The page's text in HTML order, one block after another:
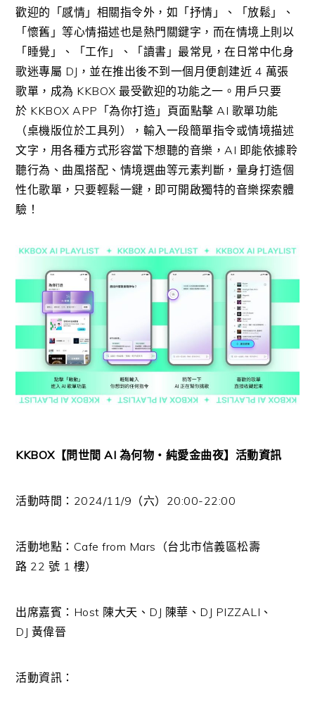
歡迎的「感情」相關指令外，如「抒情」、「放鬆」、
「懷舊」等心情描述也是熱門關鍵字，而在情境上則以
「睡覺」、「工作」、「讀書」最常見，在日常中化身
歌迷專屬 DJ ，並在推出後不到一個月便創建近 4 萬張
歌單，成為 KKBOX 最受歡迎的功能之一。用戶只要
於 KKBOX APP 「為你打造」頁面點擊 AI 歌單功能
（桌機版位於工具列），輸入一段簡單指令或情境描述
文字，用各種方式形容當下想聽的音樂， AI 即能依據聆
聽行為、曲風搭配、情境選曲等元素判斷，量身打造個
性化歌單，只要輕鬆一鍵，即可開啟獨特的音樂探索體
驗！
KKBOX【問世間 AI 為何物・純愛金曲夜】活動資訊
活動時間： 2024/11/9 （六） 20:00-22:00
活動地點： Cafe from Mars （台北市信義區松壽
路 22 號 1 樓）
出席嘉賓： Host 陳大天、 DJ 陳華、 DJ PIZZALI 、
DJ 黃偉晉
活動資訊：